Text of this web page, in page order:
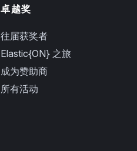
卓越奖
往届获奖者
Elastic{ON} 之旅
成为赞助商
所有活动